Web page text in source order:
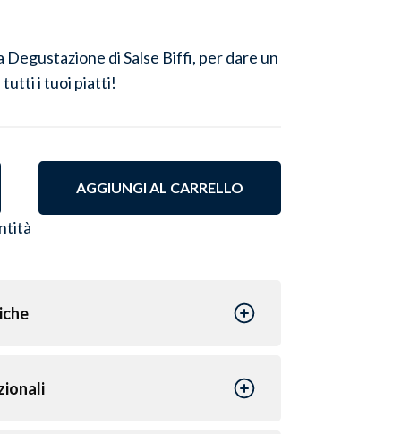
Degustazione di Salse Biffi, per dare un
tutti i tuoi piatti!
AGGIUNGI AL CARRELLO